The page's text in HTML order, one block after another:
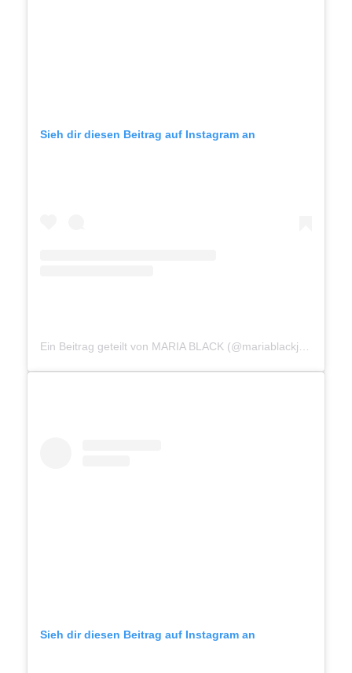
Sieh dir diesen Beitrag auf Instagram an
Sieh dir diesen Beitrag auf Instagram an